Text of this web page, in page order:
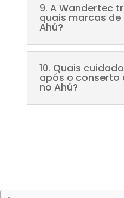
9. A Wandertec
quais marcas
Ahú?
10. Quais
após o
no Ahú?